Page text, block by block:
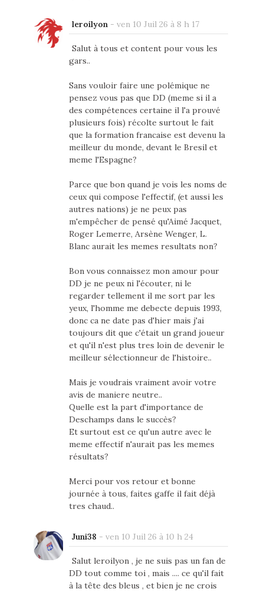
leroilyon- ven 10 Juil 26 à 8 h 17
Salut à tous et content pour vous les
gars..
Sans vouloir faire une polémique ne
pensez vous pas que DD (meme si il a
des compétences certaine il l'a prouvé
plusieurs fois) récolte surtout le fait
que la formation francaise est devenu la
meilleur du monde, devant le Bresil et
meme l'Espagne?
Parce que bon quand je vois les noms de
ceux qui compose l'effectif, (et aussi les
autres nations) je ne peux pas
m'empêcher de pensé qu'Aimé Jacquet,
Roger Lemerre, Arsène Wenger, L.
Blanc aurait les memes resultats non?
Bon vous connaissez mon amour pour
DD je ne peux ni l'écouter, ni le
regarder tellement il me sort par les
yeux, l'homme me debecte depuis 1993,
donc ca ne date pas d'hier mais j'ai
toujours dit que c'était un grand joueur
et qu'il n'est plus tres loin de devenir le
meilleur sélectionneur de l'histoire..
Mais je voudrais vraiment avoir votre
avis de maniere neutre..
Quelle est la part d'importance de
Deschamps dans le succès?
Et surtout est ce qu'un autre avec le
meme effectif n'aurait pas les memes
résultats?
Merci pour vos retour et bonne
journée à tous, faites gaffe il fait déjà
tres chaud..
Juni38 - ven 10 Juil 26 à 10 h 24
Salut leroilyon , je ne suis pas un fan de
DD tout comme toi , mais .... ce qu'il fait
à la tête des bleus , et bien je ne crois